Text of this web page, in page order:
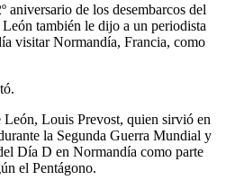
aniversario de los desembarcos del
también le dijo a un periodista
visitar Normandía, Francia, como
León, Louis Prevost, quien sirvió en
la Segunda Guerra Mundial y
Día D en Normandía como parte
el Pentágono.